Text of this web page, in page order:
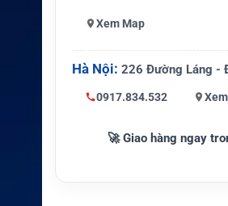
Xem Map
Hà Nội: 226 Đường Láng -
0917.834.532
🚀 Giao hàng ngay